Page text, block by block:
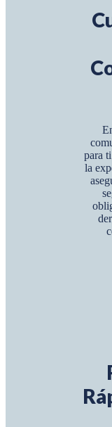
para
la